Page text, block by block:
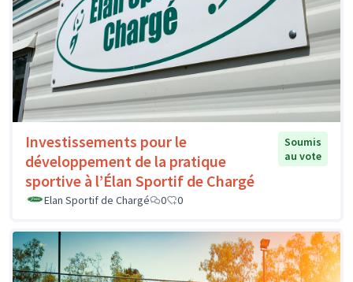
Investissements pour le
développement de la pratique
sportive à l’Élan Sportif de Chargé
Soumis
au vote
Elan Sportif de Chargé 0 0